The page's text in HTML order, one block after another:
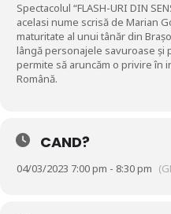
Spectacolul “FLASH-URI DIN
acelasi nume scrisă de Marian
maturitate al unui tânăr din
lângă personajele savuroase și
permite să aruncăm o privire în
Română.
CAND?
04/03/2023 7:00 pm - 8:30 pm